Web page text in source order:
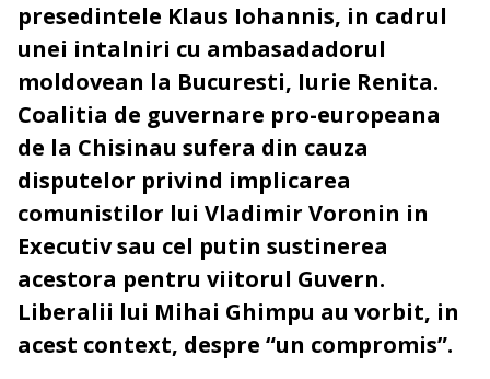
presedintele Klaus Iohannis, in cadrul
unei intalniri cu ambasadadorul
moldovean la Bucuresti, Iurie Renita.
Coalitia de guvernare pro-europeana
de la Chisinau sufera din cauza
disputelor privind implicarea
comunistilor lui Vladimir Voronin in
Executiv sau cel putin sustinerea
acestora pentru viitorul Guvern.
Liberalii lui Mihai Ghimpu au vorbit, in
acest context, despre “un compromis”.